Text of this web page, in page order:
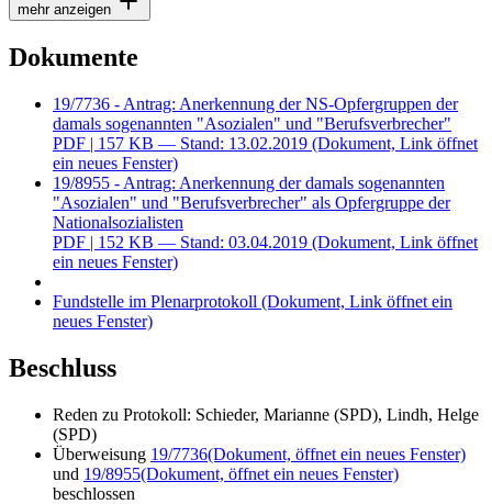
mehr anzeigen
Dokumente
19/7736 - Antrag: Anerkennung der NS-Opfergruppen der
damals sogenannten "Asozialen" und "Berufsverbrecher"
PDF | 157 KB — Stand: 13.02.2019 (Dokument, Link öffnet
ein neues Fenster)
19/8955 - Antrag: Anerkennung der damals sogenannten
"Asozialen" und "Berufsverbrecher" als Opfergruppe der
Nationalsozialisten
PDF | 152 KB — Stand: 03.04.2019 (Dokument, Link öffnet
ein neues Fenster)
Fundstelle im Plenarprotokoll (Dokument, Link öffnet ein
neues Fenster)
Beschluss
Reden zu Protokoll: Schieder, Marianne (SPD), Lindh, Helge
(SPD)
Überweisung 19/7736(Dokument, öffnet ein neues Fenster)
und 19/8955(Dokument, öffnet ein neues Fenster)
beschlossen